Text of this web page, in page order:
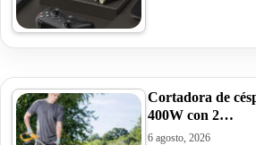
Cortadora de
400W con 2…
6 agosto, 2026